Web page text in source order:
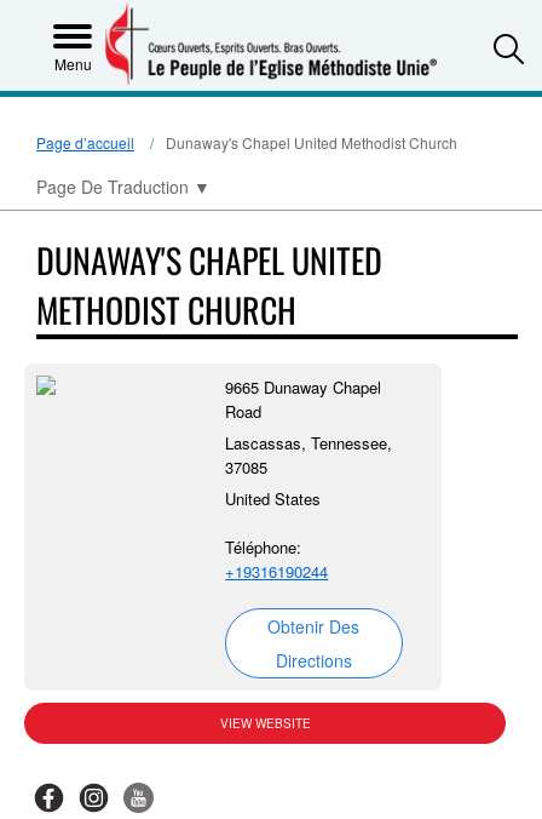
Menu
Page d’accueil Dunaway's Chapel United Methodist Church
Page De Traduction ▼
DUNAWAY'S CHAPEL UNITED
METHODIST CHURCH
9665 Dunaway Chapel
Road
Lascassas, Tennessee,
37085
United States
Téléphone:
+19316190244
Obtenir Des
Directions
VIEW WEBSITE